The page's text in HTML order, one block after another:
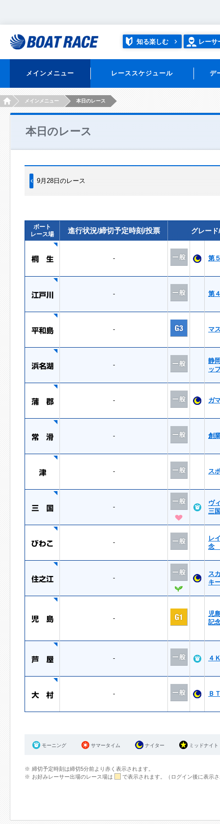
知る楽しむ レーサ
メインメニュー レーススケジュール デ
HOMEメインメニュー 本日のレース
本日のレース
9月28日のレース
ボート
レース場
進行状況/締切予定時刻/投票 グレー
- 第
- 第
- マ
-
静
ッ
- ガ
- 創
- ス
-
ヴ
三
-
レ
念
-
ス
キ
-
児
記
- ４
- Ｂ
モーニング サマータイム ナイター ミッドナイト
締切予定時刻は締切5分前より赤く表示されます。
お好みレーサー出場のレース場は
で表示されます。（ログイン後に表示